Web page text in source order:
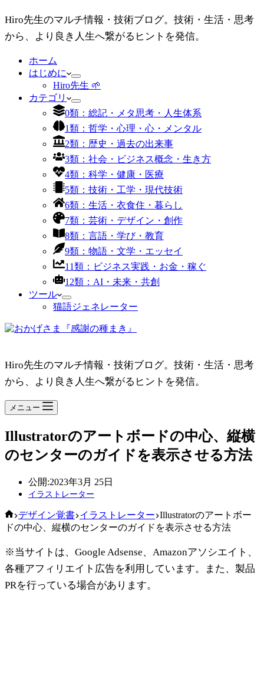
Hiro先生のマルチ情報・技術ブログ。技術・生活・思考
から、より良き人生へ繋がるヒントを発信。
ホーム
はじめに
Hiro先生 🌱
カテゴリ
0類：総記・メタ思考・人生体系
1類：哲学・心理・心・メンタル
2類：歴史・過去の出来事
3類：社会・ビジネス概念・生き方
4類：科学・健康・医療
5類：技術・工学・現代技術
6類：生活・衣食住・暮らし
7類：芸術・デザイン・創作
8類：言語・学び・教育
9類：物語・文学・エッセイ
11類：ビジネス実践・お金・稼ぐ
12類：AI・未来・共創
ツール
猫語ジェネレーター
Hiro先生のマルチ情報・技術ブログ。技術・生活・思考
から、より良き人生へ繋がるヒントを発信。
メニュー
Illustratorのアートボードの中心、縦横
のセンターのガイドを表示させる方法
公開:2023年3月 25日
イラストレーター
ホ
ー
デザイン覚書 イラストレーター Illustratorのアートボー
ドの中心、縦横のセンターのガイドを表示させる方法
※当サイトは、Google Adsense、Amazonアソシエイト、
各種アフィリエイト広告を利用しています。また、製品
PRを行っている場合があります。